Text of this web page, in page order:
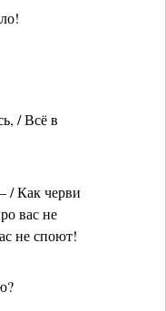
/ Всё в
/ Как черви
вас не
не споют!